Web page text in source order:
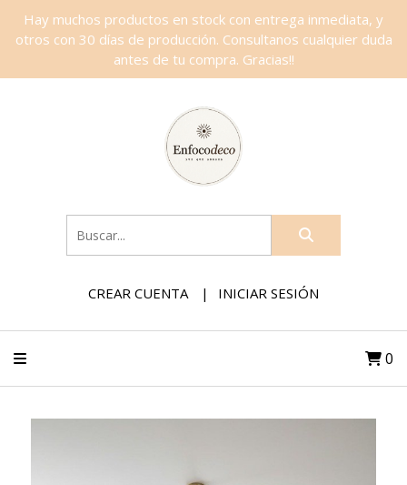
Hay muchos productos en stock con entrega inmediata, y
otros con 30 días de producción. Consultanos cualquier duda
antes de tu compra. Gracias!!
CREAR CUENTA INICIAR SESIÓN
0